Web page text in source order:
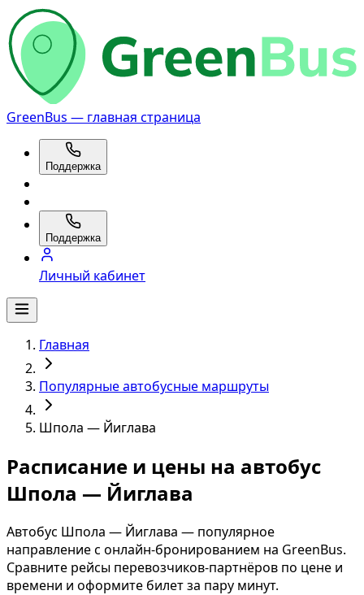
GreenBus — главная страница
Поддержка
Поддержка
Личный кабинет
Главная
Популярные автобусные маршруты
Шпола — Йиглава
Расписание и цены на автобус
Шпола — Йиглава
Автобус Шпола — Йиглава — популярное
направление с онлайн-бронированием на GreenBus.
Сравните рейсы перевозчиков-партнёров по цене и
времени и оформите билет за пару минут.